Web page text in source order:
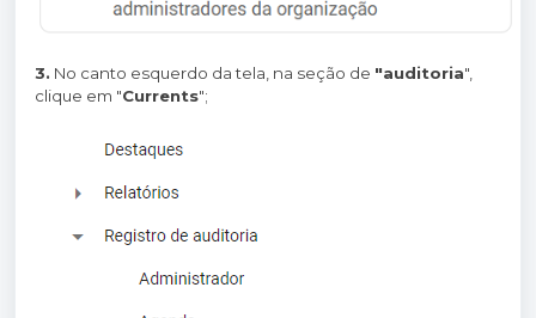
3. No canto esquerdo da tela, na seção de "auditoria",
clique em "Currents";